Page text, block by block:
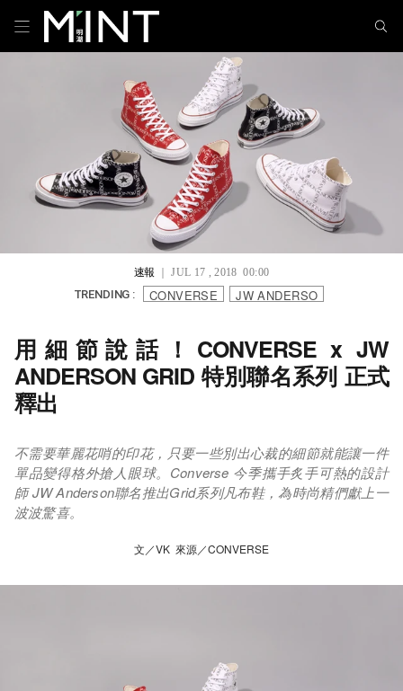
速報 ｜ JUL 17 , 2018 00:00
TRENDING : CONVERSE JW ANDERSO
用細節說話！CONVERSE x JW
ANDERSON GRID 特別聯名系列 正式
釋出
不需要華麗花哨的印花，只要一些別出心裁的細節就能讓一件
單品變得格外搶人眼球。Converse 今季攜手炙手可熱的設計
師 JW Anderson聯名推出Grid系列凡布鞋，為時尚精們獻上一
波波驚喜。
文／VK 來源／CONVERSE